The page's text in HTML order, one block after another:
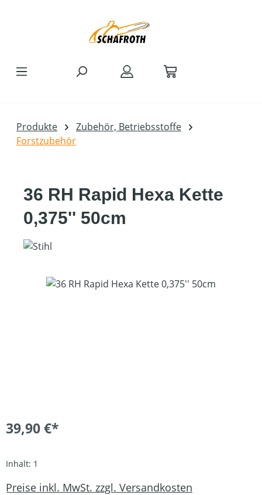
Produkte
Zubehör, Betriebsstoffe
Forstzubehör
36 RH Rapid Hexa Kette
0,375'' 50cm
Bildergalerie überspringen
39,90 €*
Inhalt: 1
Preise inkl. MwSt. zzgl. Versandkosten